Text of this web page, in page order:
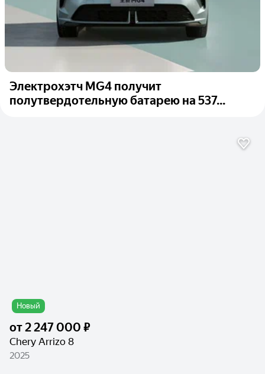
Электрохэтч MG4 получит
полутвердотельную батарею на 537...
Новый
от2 247 000 ₽
Chery Arrizo 8
2025